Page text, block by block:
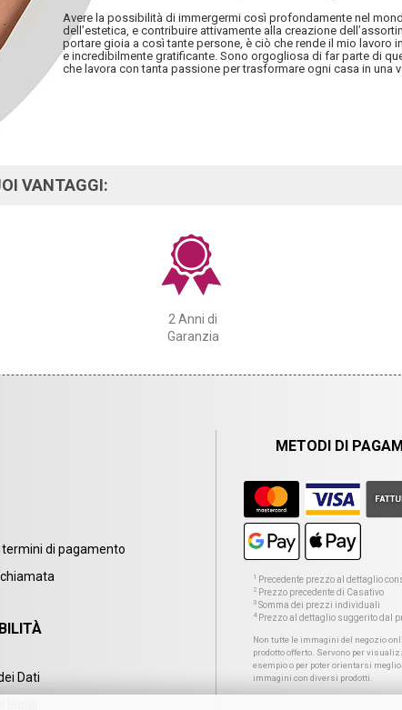
Avere la possibilità di immergermi così profondamente nel
dell’estetica, e contribuire attivamente alla creazione
portare gioia a così tante persone, è ciò che rende il mio lavoro
e incredibilmente gratificante. Sono orgogliosa di far parte di
che lavora con tanta passione per trasformare ogni casa in una
VANTAGGI:
2 Anni di
Garanzia
termini di pagamento
Dati
METODI DI
1 Precedente prezzo al dettaglio
2 Prezzo precedente di Casativo
3 Somma dei prezzi individuali
4Prezzo al dettaglio suggerito dal
Non tutte le immagini del negozio
prodotto offerto. Servono per
esempio o per poter orientarsi
immagini con diversi prodotti.